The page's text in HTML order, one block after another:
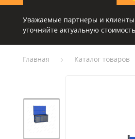
Уважаемые партнеры и
уточняйте актуальную
Главная Каталог товаров